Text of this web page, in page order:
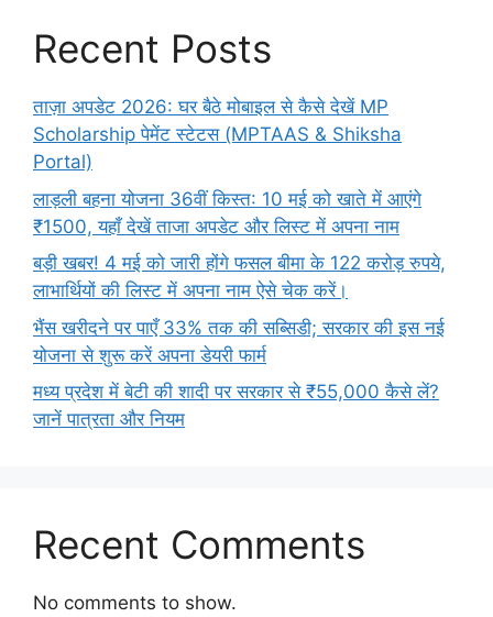
Recent Posts
ताज़ा अपडेट 2026: घर बैठे मोबाइल से कैसे देखें MP
Scholarship पेमेंट स्टेटस (MPTAAS & Shiksha
Portal)
लाड़ली बहना योजना 36वीं किस्त: 10 मई को खाते में आएंगे
₹1500, यहाँ देखें ताजा अपडेट और लिस्ट में अपना नाम
बड़ी खबर! 4 मई को जारी होंगे फसल बीमा के 122 करोड़ रुपये,
लाभार्थियों की लिस्ट में अपना नाम ऐसे चेक करें।
भैंस खरीदने पर पाएँ 33% तक की सब्सिडी; सरकार की इस नई
योजना से शुरू करें अपना डेयरी फार्म
मध्य प्रदेश में बेटी की शादी पर सरकार से ₹55,000 कैसे लें?
जानें पात्रता और नियम
Recent Comments
No comments to show.